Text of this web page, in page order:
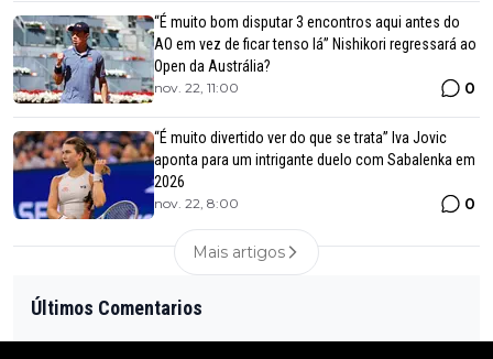
“É muito bom disputar 3 encontros aqui antes do
AO em vez de ficar tenso lá” Nishikori regressará ao
Open da Austrália?
nov. 22, 11:00 0
“É muito divertido ver do que se trata” Iva Jovic
aponta para um intrigante duelo com Sabalenka em
2026
nov. 22, 8:00 0
Mais artigos
Últimos Comentarios